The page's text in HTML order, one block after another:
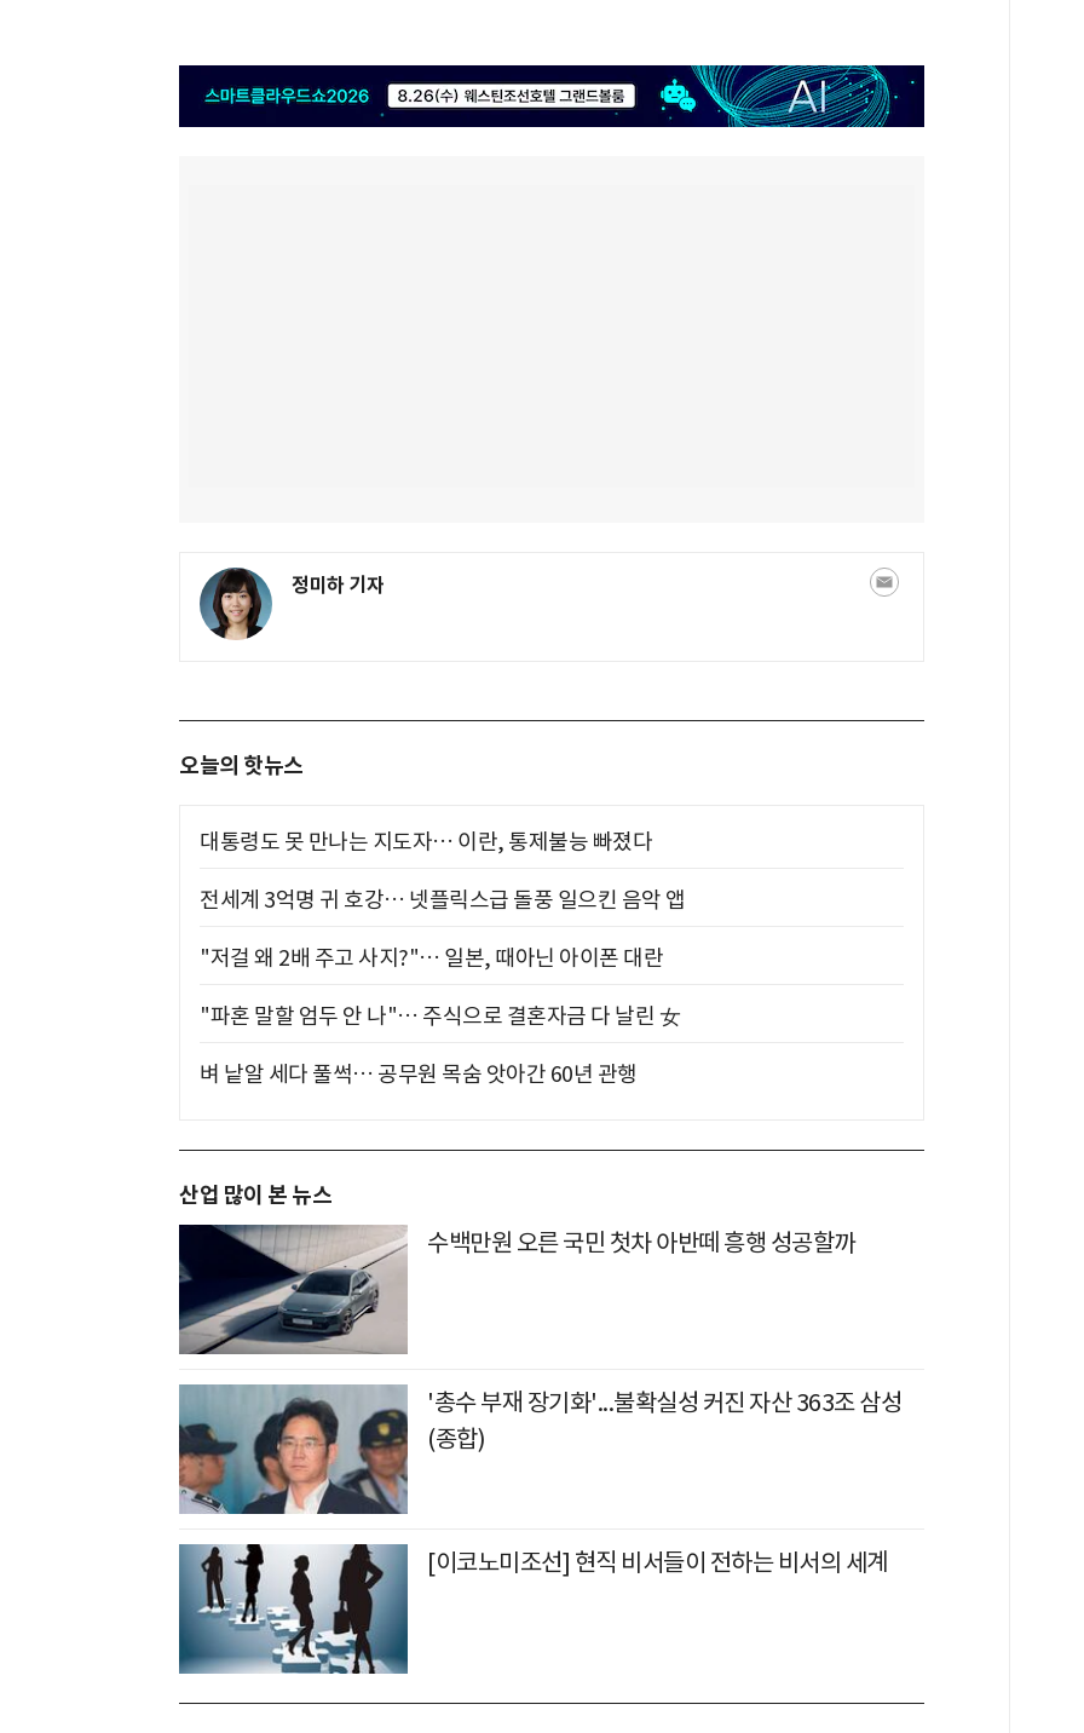
정미하 기자
오늘의 핫뉴스
대통령도 못 만나는 지도자… 이란, 통제불능 빠졌다
전세계 3억명 귀 호강… 넷플릭스급 돌풍 일으킨 음악 앱
"저걸 왜 2배 주고 사지?"… 일본, 때아닌 아이폰 대란
"파혼 말할 엄두 안 나"… 주식으로 결혼자금 다 날린 女
벼 낱알 세다 풀썩… 공무원 목숨 앗아간 60년 관행
산업 많이 본 뉴스
수백만원 오른 국민 첫차 아반떼 흥행 성공할까
'총수 부재 장기화'...불확실성 커진 자산 363조 삼성
(종합)
[이코노미조선] 현직 비서들이 전하는 비서의 세계